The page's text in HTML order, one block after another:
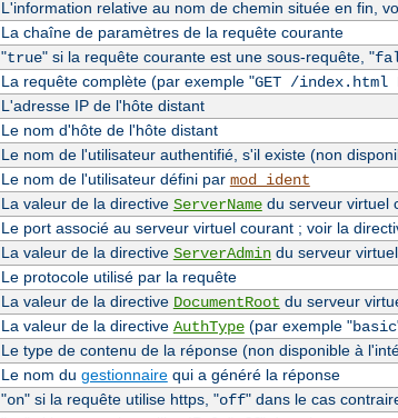
L'information relative au nom de chemin située en fin,
La chaîne de paramètres de la requête courante
"true" si la requête courante est une sous-requête, "
La requête complète (par exemple "GET /index.html
L'adresse IP de l'hôte distant
Le nom d'hôte de l'hôte distant
Le nom de l'utilisateur authentifié, s'il existe (non
Le nom de l'utilisateur défini par mod_ident
La valeur de la directive ServerNamedu serveur virtuel
Le port associé au serveur virtuel courant ; voir la
La valeur de la directive ServerAdmindu serveur
Le protocole utilisé par la requête
La valeur de la directive DocumentRoot du serveur
La valeur de la directive AuthType(par exemple "basic
Le type de contenu de la réponse (non disponible à
Le nom du gestionnairequi a généré la réponse
"on" si la requête utilise https, "off" dans le cas